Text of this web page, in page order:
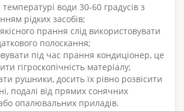
води 30-60 градусів з
рідких засобів;
прання слід використовувати
полоскання;
під час прання кондиціонер, це
гігроскопічність матеріалу;
рушники, досить їх рівно розвісити
подалі від прямих сонячних
опалювальних приладів.